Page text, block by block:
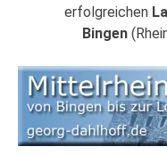
erfolgreichen
Bingen